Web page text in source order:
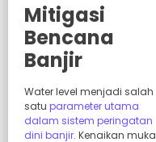
Mitigasi
Bencana
Banjir
Water level menjadi salah
satu parameter utama
dalam sistem peringatan
dini banjir. Kenaikan muka